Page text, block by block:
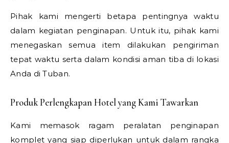
Pihak kami mengerti betapa pentingnya waktu
dalam kegiatan penginapan. Untuk itu, pihak kami
menegaskan semua item dilakukan pengiriman
tepat waktu serta dalam kondisi aman tiba di lokasi
Anda di Tuban.
Produk Perlengkapan Hotel yang Kami Tawarkan
Kami memasok ragam peralatan penginapan
komplet yang siap diperlukan untuk dalam rangka